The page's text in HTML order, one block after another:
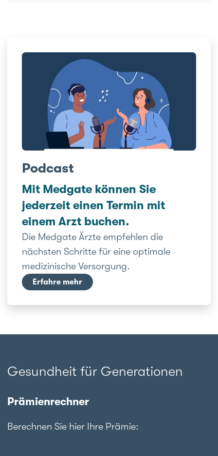
Podcast
Mit Medgate können Sie
jederzeit einen Termin mit
einem Arzt buchen.
Die Medgate Ärzte empfehlen die
nächsten Schritte für eine optimale
medizinische Versorgung.
Erfahre mehr
Gesundheit für Generationen
Prämienrechner
Berechnen Sie hier Ihre Prämie: